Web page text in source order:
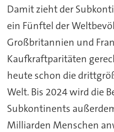
Damit zieht der
ein Fünftel der
Großbritannien und
Kaufkraftparitäten
heute schon die
Welt. Bis 2024 wird die
Subkontinents
Milliarden Menschen